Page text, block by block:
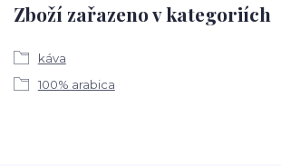
Zboží zařazeno v kategoriích
káva
100% arabica